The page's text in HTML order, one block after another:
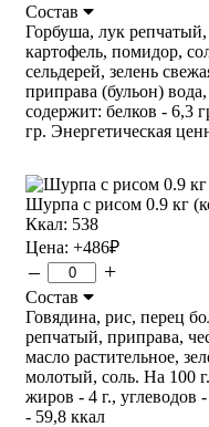
Состав
Горбуша, лук
картофель, помидор,
сельдерей, зелень
приправа (бульон)
содержит: белков - 6,3
гр. Энергетическая
Шурпа с рисом 0.9 кг
Ккал: 538
Цена: +486₽
– +
Состав
Говядина, рис, перец
репчатый, приправа,
масло растительное,
молотый, соль. На 100
жиров - 4 г., углеводов
- 59,8 ккал